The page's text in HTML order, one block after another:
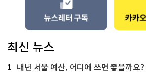
최신 뉴스
1 내년 서울 예산, 어디에 쓰면 좋을까요